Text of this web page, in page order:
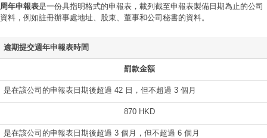
周年申報表是一份具指明格式的申報表，載列截至申報表製備日期為止的公司
資料，例如註冊辦事處地址、股東、董事和公司秘書的資料。
逾期提交週年申報表時間
罰款金額
是在該公司的申報表日期後超過 42 日，但不超過 3 個月
870 HKD
是在該公司的申報表日期後超過 3 個月，但不超過 6 個月